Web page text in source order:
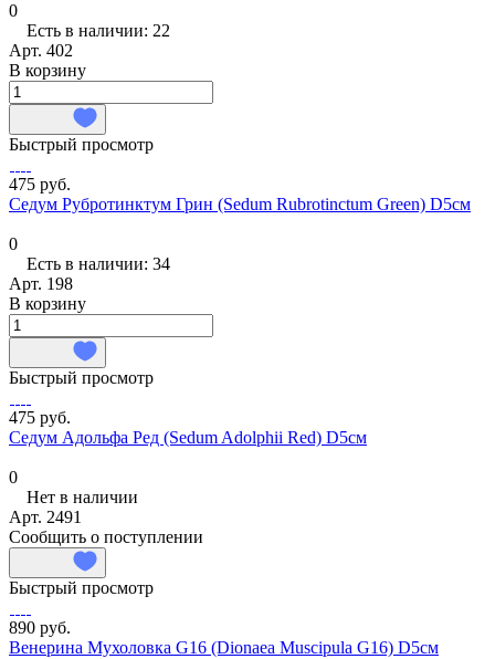
0
Есть в наличии: 22
Арт. 402
В корзину
Быстрый просмотр
475 руб.
Седум Рубротинктум Грин (Sedum Rubrotinctum Green) D5см
0
Есть в наличии: 34
Арт. 198
В корзину
Быстрый просмотр
475 руб.
Седум Адольфа Ред (Sedum Adolphii Red) D5см
0
Нет в наличии
Арт. 2491
Сообщить о поступлении
Быстрый просмотр
890 руб.
Венерина Мухоловка G16 (Dionaea Muscipula G16) D5см